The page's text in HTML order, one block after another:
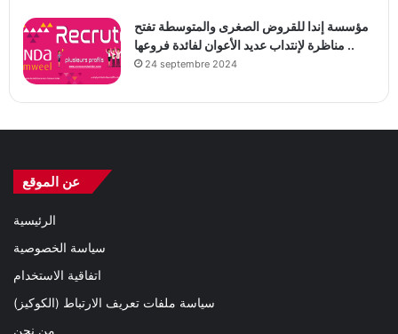
مؤسسة إندا للقروض الصغرى والمتوسطة تفتح
مناظرة لإنتداب عديد الأعوان لفائدة فروعها ..
24 septembre 2024
عن الموقع
الرئيسية
سياسة الخصوصية
اتفاقية الاستخدام
سياسة ملفات تعريف الارتباط (الكوكيز)
من نحن